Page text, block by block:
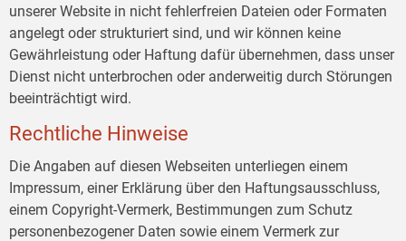
unserer Website in nicht fehlerfreien Dateien oder Formaten
angelegt oder strukturiert sind, und wir können keine
Gewährleistung oder Haftung dafür übernehmen, dass unser
Dienst nicht unterbrochen oder anderweitig durch Störungen
beeinträchtigt wird.
Rechtliche Hinweise
Die Angaben auf diesen Webseiten unterliegen einem
Impressum, einer Erklärung über den Haftungsausschluss,
einem Copyright-Vermerk, Bestimmungen zum Schutz
personenbezogener Daten sowie einem Vermerk zur